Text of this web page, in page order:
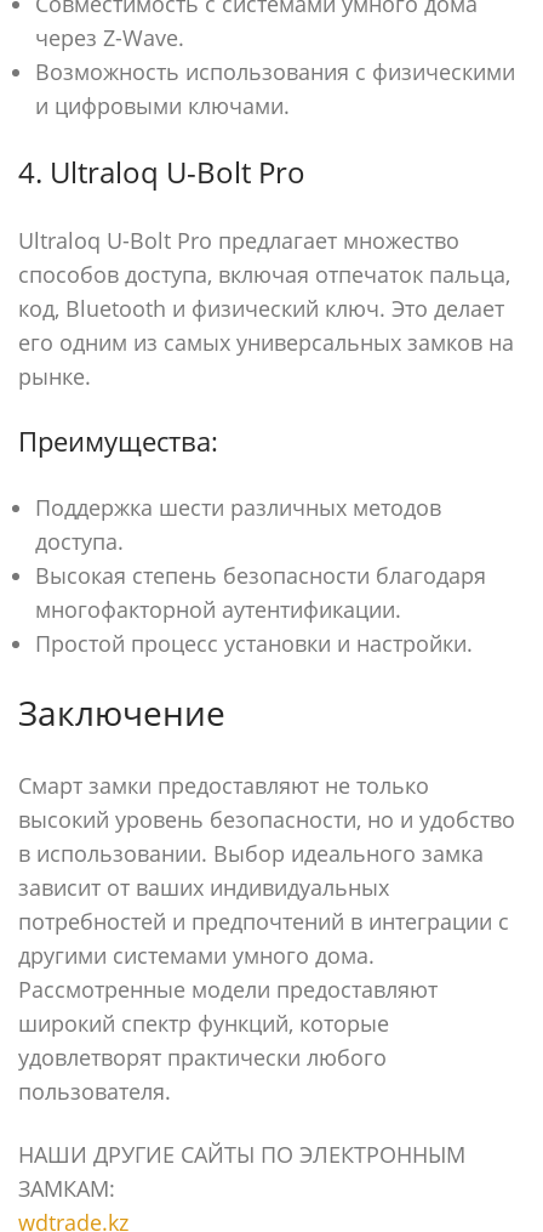
через Z-Wave.
Возможность использования с физическими
и цифровыми ключами.
4. Ultraloq U-Bolt Pro
Ultraloq U-Bolt Pro предлагает множество
способов доступа, включая отпечаток пальца,
код, Bluetooth и физический ключ. Это делает
его одним из самых универсальных замков на
рынке.
Преимущества:
Поддержка шести различных методов
доступа.
Высокая степень безопасности благодаря
многофакторной аутентификации.
Простой процесс установки и настройки.
Заключение
Смарт замки предоставляют не только
высокий уровень безопасности, но и удобство
в использовании. Выбор идеального замка
зависит от ваших индивидуальных
потребностей и предпочтений в интеграции с
другими системами умного дома.
Рассмотренные модели предоставляют
широкий спектр функций, которые
удовлетворят практически любого
пользователя.
НАШИ ДРУГИЕ САЙТЫ ПО ЭЛЕКТРОННЫМ
ЗАМКАМ:
wdtrade.kz